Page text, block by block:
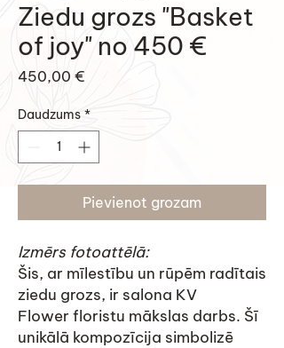
Ziedu grozs "Basket
of joy" no 450 €
450,00 €
Daudzums *
Pievienot grozam
Izmērs fotoattēlā:
Šis, ar mīlestību un rūpēm radītais
ziedu grozs, ir salona KV
Flower floristu mākslas darbs. Šī
unikālā kompozīcija simbolizē